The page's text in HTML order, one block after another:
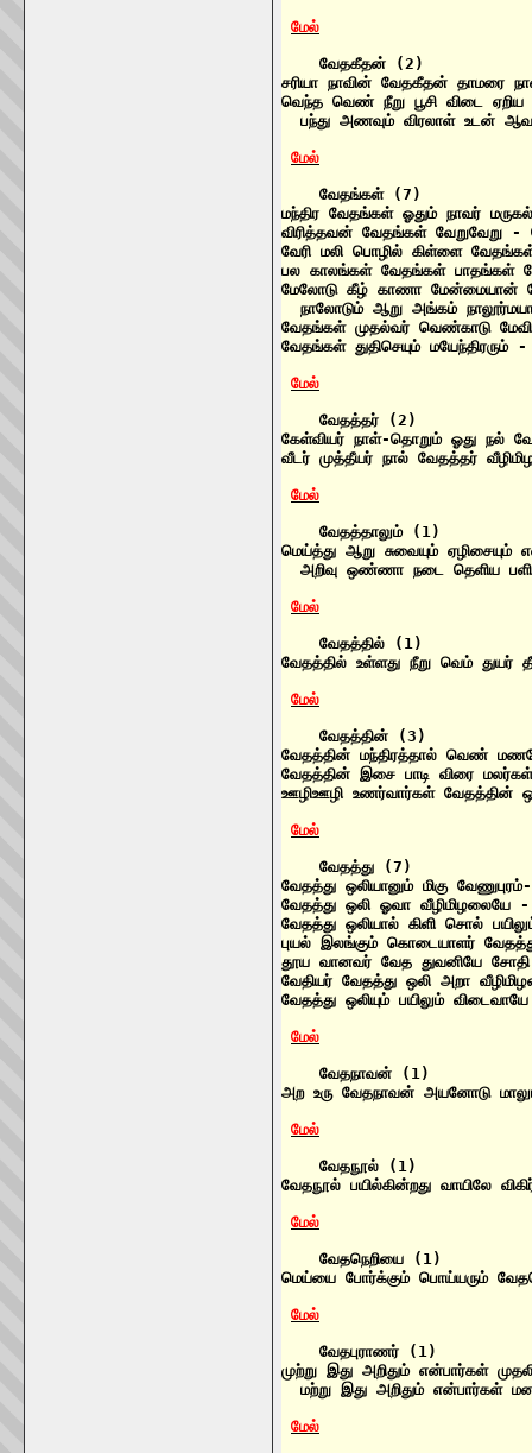
மேல்
    வேதகீதன் (2)
சரியா நாவின் வேதகீதன் தாமரை
வெந்த வெண் நீறு பூசி விடை
பந்து அணவும் விரலாள் உடன்
மேல்
    வேதங்கள் (7)
மந்திர வேதங்கள் ஓதும் நாவர்
விரித்தவன் வேதங்கள் வேறுவேறு
வேரி மலி பொழில் கிள்ளை
பல காலங்கள் வேதங்கள் பாதங்கள்
மேலோடு கீழ் காணா மேன்மையான்
நாலோடும் ஆறு அங்கம்
வேதங்கள் முதல்வர் வெண்காடு
வேதங்கள் துதிசெயும்
மேல்
    வேதத்தர் (2)
கேள்வியர் நாள்-தொறும் ஓது நல்
வீடர் முத்தீயர் நால் வேதத்தர்
மேல்
    வேதத்தாலும் (1)
மெய்த்து ஆறு சுவையும் ஏழிசையும்
அறிவு ஒண்ணா நடை தெளிய
மேல்
    வேதத்தில் (1)
வேதத்தில் உள்ளது நீறு வெம் துயர்
மேல்
    வேதத்தின் (3)
வேதத்தின் மந்திரத்தால் வெண்
வேதத்தின் இசை பாடி விரை
ஊழிஊழி உணர்வார்கள்
மேல்
    வேதத்து (7)
வேதத்து ஒலியானும் மிகு
வேதத்து ஒலி ஓவா வீழிமிழலையே
வேதத்து ஒலியால் கிளி சொல்
புயல் இலங்கும் கொடையாளர்
தூய வானவர் வேத துவனியே
வேதியர் வேதத்து ஒலி அறா
வேதத்து ஒலியும் பயிலும்
மேல்
    வேதநாவன் (1)
அற உரு வேதநாவன் அயனோடு
மேல்
    வேதநூல் (1)
வேதநூல் பயில்கின்றது வாயிலே
மேல்
    வேதநெறியை (1)
மெய்யை போர்க்கும் பொய்யரும்
மேல்
    வேதபுராணர் (1)
முற்று இது அறிதும் என்பார்கள்
மற்று இது அறிதும் என்பார்கள்
மேல்